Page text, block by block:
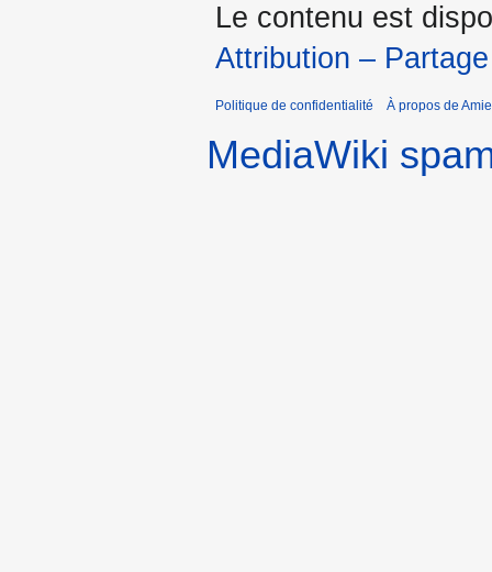
Le contenu est
Attribution –
Politique de confidentialité À propos de
MediaWiki